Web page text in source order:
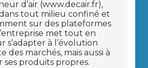
d’air (www.decair.fr),
tout milieu confiné et
sur des plateformes
met tout en
à l’évolution
des marchés, mais aussi à
ses produits propres.